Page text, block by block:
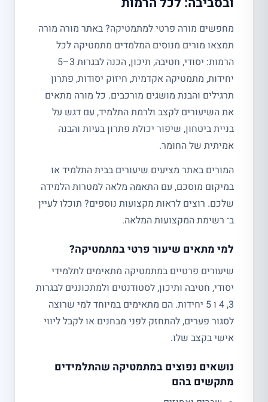
מחפשים מורה פרטי למתמטיקה? באתר מורה מורה
תמצאו מורים מנוסים המלמדים מתמטיקה לכל
הרמות: יסודי, חטיבה, תיכון, הכנה לבגרות 3–5
יחידות, מתמטיקה אקדמית, חיזוק יסודות, פתרון
תרגילים והבנת מושגים מורכבים. כל מורה מתאים
את השיעורים לקצב ולרמת התלמיד, עם דגש על
בניית ביטחון, שיפור יכולת פתרון בעיות והבנה
אמיתית של החומר.
המורים באתר מציעים שיעורים בבית התלמיד או
במיקום מוסכם, עם התאמה מלאה למטרות הלמידה
שלכם. רוצים לראות מקצועות נוספים? תוכלו לעיין
ב־ רשימת המקצועות המלאה.
למי מתאים שיעור פרטי במתמטיקה?
שיעורים פרטיים במתמטיקה מתאימים לתלמידי
יסודי, חטיבה ותיכון, לסטודנטים ולמתכוננים לבגרות
3, 4 ו 5 יחידות. הם מתאימים במיוחד למי שרוצה
לסגור פערים, להתחזק לפני מבחנים או לקבל ליווי
אישי בקצב שלו.
נושאים נפוצים במתמטיקה שהתלמידים
מתקשים בהם